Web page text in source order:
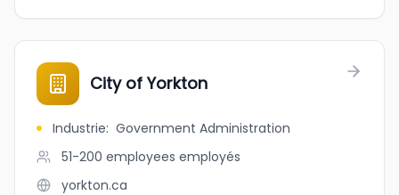
City of Yorkton
Industrie: Government Administration
51-200 employees employés
yorkton.ca